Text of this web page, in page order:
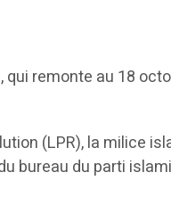
remonte au 18
(LPR), la
bureau du parti